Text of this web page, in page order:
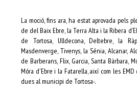
La moció, fins ara, ha estat aprovada pels
de del Baix Ebre, la Terra Alta i la Ribera
de Tortosa, Ulldecona, Deltebre, la
Masdenverge, Tivenys, la Sénia, Alcanar,
de Barberans, Flix, Garcia, Santa Bàrbara,
Móra d'Ebre i la Fatarella, així com les
dues al municipi de Tortosa-.